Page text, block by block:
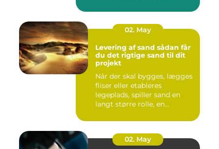
02. May
Levering af sand sådan får
du det rigtige sand til dit
projekt
Når der skal bygges, lægges
fliser eller etableres
legeplads, spiller sand en
langt større rolle, en...
02. May